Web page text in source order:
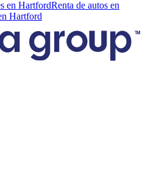
en HartfordRenta de autos en
Hartford